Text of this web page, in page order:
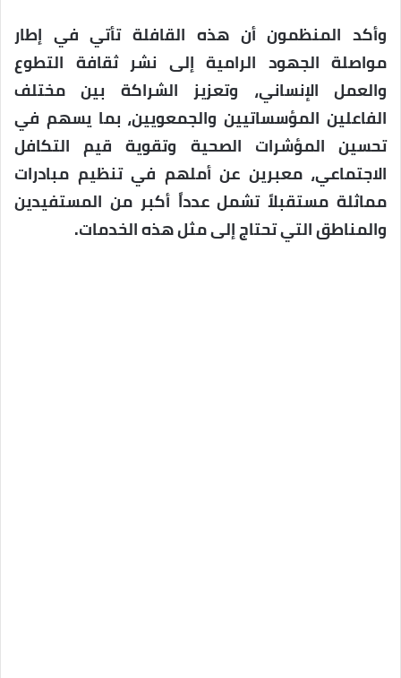
وأكد المنظمون أن هذه القافلة تأتي في إطار
مواصلة الجهود الرامية إلى نشر ثقافة التطوع
والعمل الإنساني، وتعزيز الشراكة بين مختلف
الفاعلين المؤسساتيين والجمعويين، بما يسهم في
تحسين المؤشرات الصحية وتقوية قيم التكافل
الاجتماعي، معبرين عن أملهم في تنظيم مبادرات
مماثلة مستقبلاً تشمل عدداً أكبر من المستفيدين
والمناطق التي تحتاج إلى مثل هذه الخدمات.